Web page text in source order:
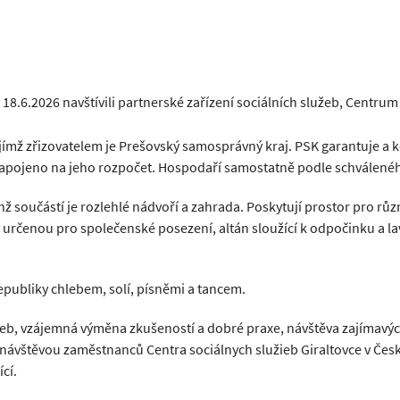
navštívili partnerské zařízení sociálních služeb,
zřizovatelem je Prešovský samosprávný kraj. PSK garantuje
na jeho rozpočet. Hospodaří samostatně podle
součástí je rozlehlé nádvoří a zahrada. Poskytují prostor pro
pro společenské posezení, altán sloužící k odpočinku a
chlebem, solí, písněmi a tancem.
vzájemná výměna zkušeností a dobré praxe, návštěva
zaměstnanců Centra sociálnych služieb Giraltovce v